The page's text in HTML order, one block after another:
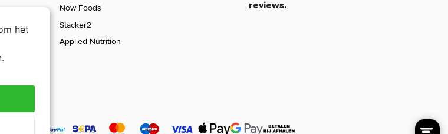
Inhoud:100 v-caps In winkelwagen
Now Foods
Stacker2
Applied Nutrition
reviews.
het